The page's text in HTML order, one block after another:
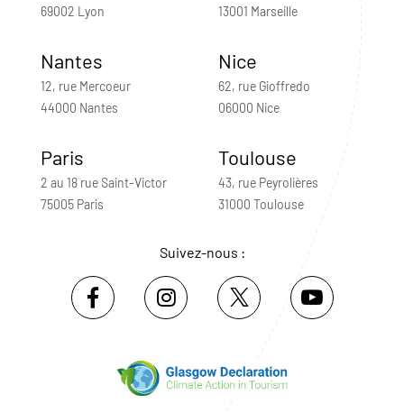
69002 Lyon
13001 Marseille
Nantes
12, rue Mercoeur
44000 Nantes
Nice
62, rue Gioffredo
06000 Nice
Paris
2 au 18 rue Saint-Victor
75005 Paris
Toulouse
43, rue Peyrolières
31000 Toulouse
Suivez-nous :